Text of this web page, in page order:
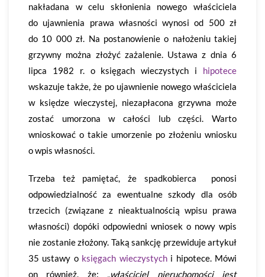
nakładana w celu skłonienia nowego właściciela
do ujawnienia prawa własności wynosi od 500 zł
do 10 000 zł. Na postanowienie o nałożeniu takiej
grzywny można złożyć zażalenie. Ustawa z dnia 6
lipca 1982 r. o księgach wieczystych i hipotece
wskazuje także, że po ujawnienie nowego właściciela
w księdze wieczystej, niezapłacona grzywna może
zostać umorzona w całości lub części. Warto
wnioskować o takie umorzenie po złożeniu wniosku
o wpis własności.
Trzeba też pamiętać, że spadkobierca ponosi
odpowiedzialność za ewentualne szkody dla osób
trzecich (związane z nieaktualnością wpisu prawa
własności) dopóki odpowiedni wniosek o nowy wpis
nie zostanie złożony. Taką sankcję przewiduje artykuł
35 ustawy o księgach wieczystychi hipotece. Mówi
on również, że: „właściciel nieruchomości jest